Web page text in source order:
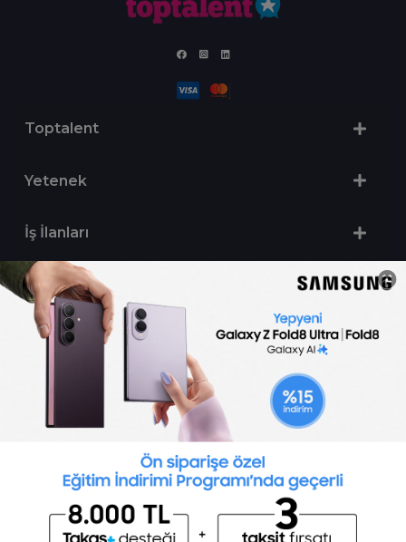
Toptalent
Yetenek
İş İlanları
Sertifika Programları
Yetenek Testleri
Toptalent Marka ve İnsan Kaynakları Danışmanlığı Limited Şirketi Özel İstihdam Bürosu